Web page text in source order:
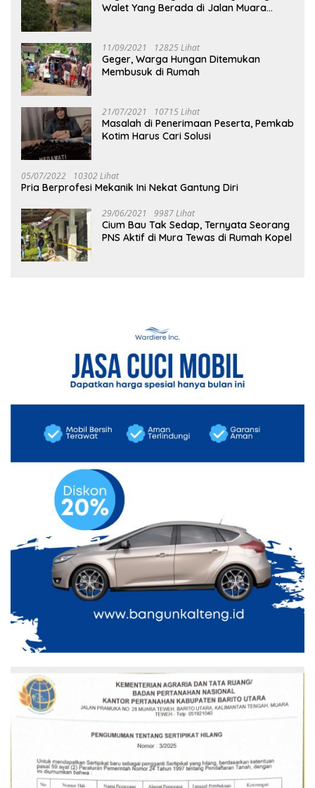
Walet Yang Berada di Jalan Muara
11/09/2021 12825 Lihat
Geger, Warga Hungan Ditemukan
Membusuk di Rumah
21/07/2021 10715 Lihat
Masalah di Penerimaan Peserta, Pemkab
Kotim Harus Cari Solusi
05/07/2022 10302 Lihat
Pria Berprofesi Mekanik Ini Nekat Gantung Diri
29/06/2021 9987 Lihat
Cium Bau Tak Sedap, Ternyata Seorang
PNS Aktif di Mura Tewas di Rumah Kopel